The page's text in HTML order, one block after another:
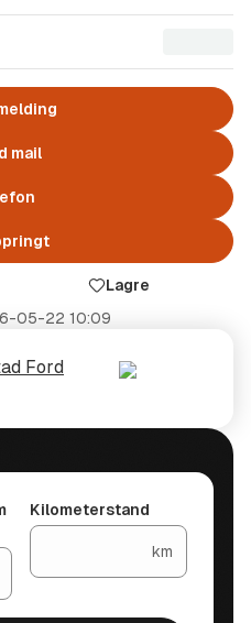
mail
Lagre
05-22 10:09
Ford
Kilometerstand
km